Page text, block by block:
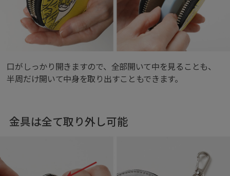
口がしっかり開きますので、全部開いて中を見ることも、
半周だけ開いて中身を取り出すこともできます。
金具は全て取り外し可能